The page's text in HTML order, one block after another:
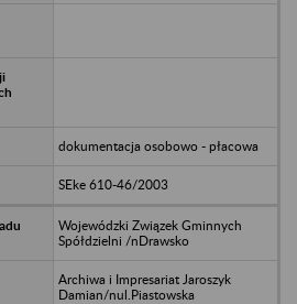
dokumentacja osobowo - płacowa
SEke 610-46/2003
Wojewódzki Związek Gminnych
Spółdzielni /nDrawsko
Archiwa i Impresariat Jaroszyk
Damian/nul.Piastowska